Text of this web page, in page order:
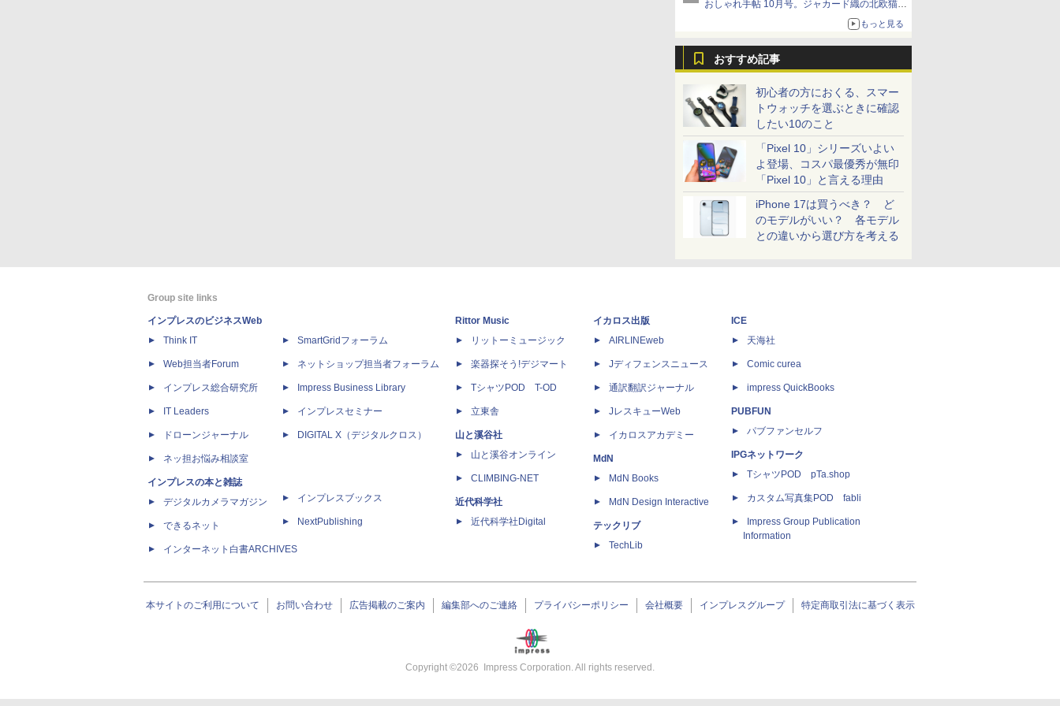
おしゃれ手帖 10月号。ジャカード織の北欧猫デ
もっと見る
おすすめ記事
初心者の方におくる、スマー
トウォッチを選ぶときに確認
したい10のこと
「Pixel 10」シリーズいよい
よ登場、コスパ最優秀が無印
「Pixel 10」と言える理由
iPhone 17は買うべき？ ど
のモデルがいい？ 各モデル
との違いから選び方を考える
Group site links
インプレスのビジネスWeb
Think IT
Web担当者Forum
インプレス総合研究所
IT Leaders
ドローンジャーナル
ネッ担お悩み相談室
インプレスの本と雑誌
デジタルカメラマガジン
できるネット
インターネット白書ARCHIVES
SmartGridフォーラム
ネットショップ担当者フォーラム
Impress Business Library
インプレスセミナー
DIGITAL X（デジタルクロス）
インプレスブックス
NextPublishing
Rittor Music
リットーミュージック
楽器探そう!デジマート
TシャツPOD T-OD
立東舎
山と溪谷社
山と溪谷オンライン
CLIMBING-NET
近代科学社
近代科学社Digital
イカロス出版
AIRLINEweb
Jディフェンスニュース
通訳翻訳ジャーナル
JレスキューWeb
イカロスアカデミー
MdN
MdN Books
MdN Design Interactive
テックリブ
TechLib
ICE
天海社
Comic curea
impress QuickBooks
PUBFUN
パブファンセルフ
IPGネットワーク
TシャツPOD pTa.shop
カスタム写真集POD fabli
Impress Group Publication
Information
本サイトのご利用について お問い合わせ 広告掲載のご案内 編集部へのご連絡 プライバシーポリシー 会社概要 インプレスグループ 特定商取引法に基づく表示
Copyright ©2026 Impress Corporation. All rights reserved.